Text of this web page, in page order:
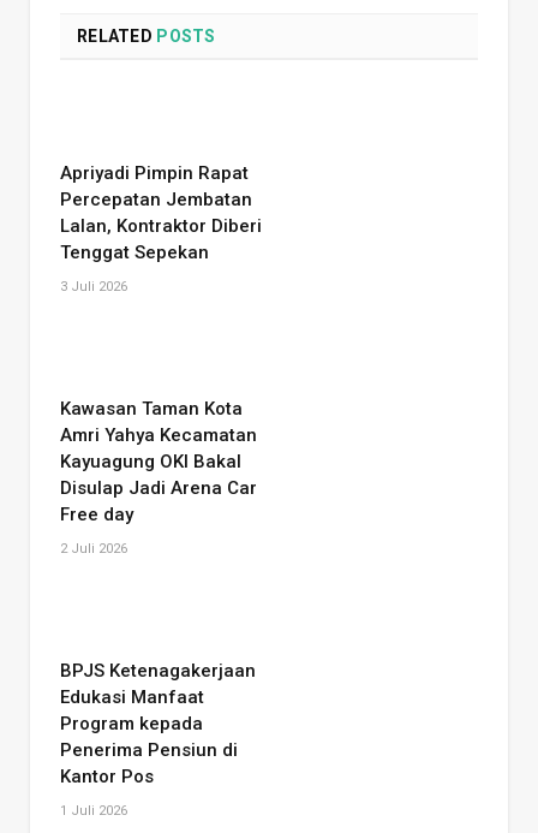
RELATED POSTS
Apriyadi Pimpin Rapat
Percepatan Jembatan
Lalan, Kontraktor Diberi
Tenggat Sepekan
3 Juli 2026
Kawasan Taman Kota
Amri Yahya Kecamatan
Kayuagung OKI Bakal
Disulap Jadi Arena Car
Free day
2 Juli 2026
BPJS Ketenagakerjaan
Edukasi Manfaat
Program kepada
Penerima Pensiun di
Kantor Pos
1 Juli 2026